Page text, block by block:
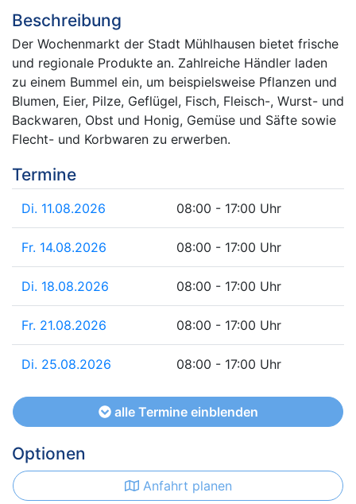
Beschreibung
Der Wochenmarkt der Stadt Mühlhausen bietet frische
und regionale Produkte an. Zahlreiche Händler laden
zu einem Bummel ein, um beispielsweise Pflanzen und
Blumen, Eier, Pilze, Geflügel, Fisch, Fleisch-, Wurst- und
Backwaren, Obst und Honig, Gemüse und Säfte sowie
Flecht- und Korbwaren zu erwerben.
Termine
Di. 11.08.2026 08:00 - 17:00 Uhr
Fr. 14.08.2026 08:00 - 17:00 Uhr
Di. 18.08.2026 08:00 - 17:00 Uhr
Fr. 21.08.2026 08:00 - 17:00 Uhr
Di. 25.08.2026 08:00 - 17:00 Uhr
alle Termine einblenden
Optionen
Anfahrt planen